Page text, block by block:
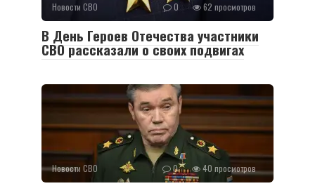
Новости СВО 0 62 просмотров
В День Героев Отечества участники
СВО рассказали о своих подвигах
Новости СВО 0 40 просмотров